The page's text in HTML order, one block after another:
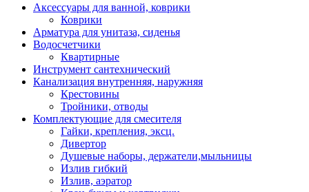
Аксессуары для ванной, коврики
Коврики
Арматура для унитаза, сиденья
Водосчетчики
Квартирные
Инструмент сантехнический
Канализация внутренняя, наружняя
Крестовины
Тройники, отводы
Комплектующие для смесителя
Гайки, крепления, эксц.
Дивертор
Душевые наборы, держатели,мыльницы
Излив гибкий
Излив, аэратор